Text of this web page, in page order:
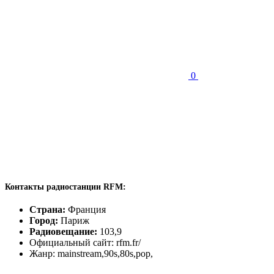
0
Контакты радиостанции RFM:
Страна: Франция
Город: Париж
Радиовещание: 103,9
Официальный сайт: rfm.fr/
Жанр: mainstream,90s,80s,pop,